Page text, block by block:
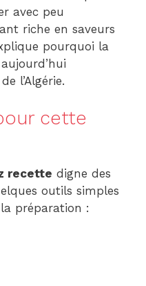
avec peu
riche en saveurs
pourquoi la
l’Algérie.
cette
recette digne des
outils simples
préparation :